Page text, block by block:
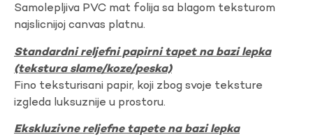
Samolepljiva PVC mat folija sa blagom teksturom
najslicnijoj canvas platnu.
Standardni reljefni papirni tapet na bazi lepka
(tekstura slame/koze/peska)
Fino teksturisani papir, koji zbog svoje teksture
izgleda luksuznije u prostoru.
Ekskluzivne reljefne tapete na bazi lepka